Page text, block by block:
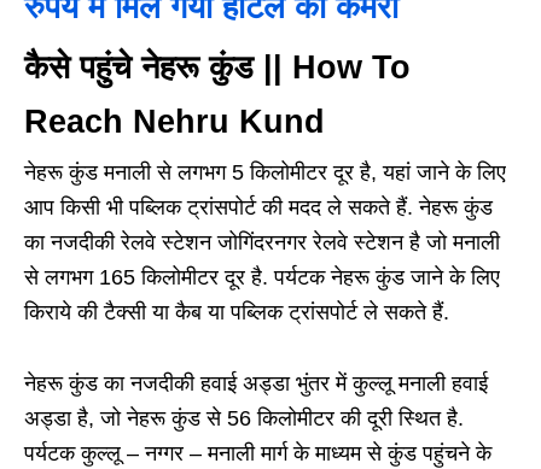
कैसे पहुंचे नेहरू कुंड || How To
Reach Nehru Kund
नेहरू कुंड मनाली से लगभग 5 किलोमीटर दूर है, यहां जाने के लिए
आप किसी भी पब्लिक ट्रांसपोर्ट की मदद ले सकते हैं. नेहरू कुंड
का नजदीकी रेलवे स्टेशन जोगिंदरनगर रेलवे स्टेशन है जो मनाली
से लगभग 165 किलोमीटर दूर है. पर्यटक नेहरू कुंड जाने के लिए
किराये की टैक्सी या कैब या पब्लिक ट्रांसपोर्ट ले सकते हैं.
नेहरू कुंड का नजदीकी हवाई अड्डा भुंतर में कुल्लू मनाली हवाई
अड्डा है, जो नेहरू कुंड से 56 किलोमीटर की दूरी स्थित है.
पर्यटक कुल्लू – नग्गर – मनाली मार्ग के माध्यम से कुंड पहुंचने के